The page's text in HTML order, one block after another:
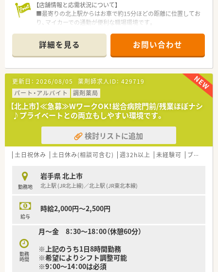
【店舗情報と応需状況について】
■最寄りの北上駅からはお車で約15分ほどの距離に位置してお
り、マイカーでの通勤が便利な職場環境です。
り、1日あたりの応需枚数は約50枚です。
■薬剤師は常勤2名とパート1名、事務員2名が在籍しており、協
力しながら業務を進めています。
【募集背景と求める人物像について】
■週２～３日勤務OK！地域に新店舗の開局があったため、より体
制を強化したく増員での募集です◎
■平日のみ勤務の方も大歓迎！勤務時間は店舗開局時間に合わせ
て調整となります♪
■経験やスキルも大切ですが、何よりも患者様に寄り添える温か
い人柄を重視した採用を行っています。
【法人特徴について】
■岩手県を中心に40店舗の調剤薬局を展開しており、地域に根
■「すべては患者様のために」をモットーに、地域の方々からい
つでも頼りにされる薬局作りを目指しています。
■正社員も完全週休2日制を採用し、お休みのとりやすい環境の
詳細を見る お問い合わせ
更新日： 2026/08/05 薬剤師求人ID： 429719
パート・アルバイト
調剤薬局
【北上市】≪急募≫WワークOK！総合病院門前/残業ほぼナシ
♪プライベートとの両立もしやすい環境です。
検討リストに追加
土日祝休み 土日休み(相談可含む) 週32h以上 未経験可 ブランク可
勤務地
岩手県 北上市
北上駅 (JR北上線)／北上駅 (JR東北本線)
給与
時給2,000円～2,500円
勤務
時間
月～金 8：30～18：00（休憩60分）
※上記のうち1日8時間勤務
※希望によりシフト調整可能
※9：00～14：00は必須